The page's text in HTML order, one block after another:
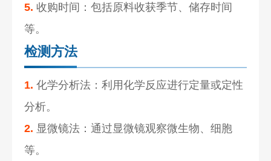
5. 收购时间：包括原料收获季节、储存时间
等。
检测方法
1. 化学分析法：利用化学反应进行定量或定性
分析。
2. 显微镜法：通过显微镜观察微生物、细胞
等。